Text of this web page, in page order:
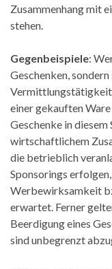
Zusammenhang mit
stehen.
Gegenbeispiele:
Geschenken,
Vermittlungstätigkeit
einer gekauften
Geschenke in diesem
wirtschaftlichem
die betrieblich
Sponsorings
Werbewirksamkeit
erwartet. Ferner
Beerdigung eines
sind unbegrenzt